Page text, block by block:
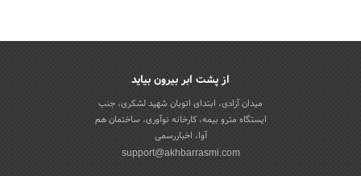
از پشت ابر بیرون بیاید
میدان آزادی، ابتدای اتوبان شهید لشکری، جنب
ایستگاه مترو بیمه، کارخانه نوآوری، ساختمان هم
آوا، اخباررسمی
support@akhbarrasmi.com